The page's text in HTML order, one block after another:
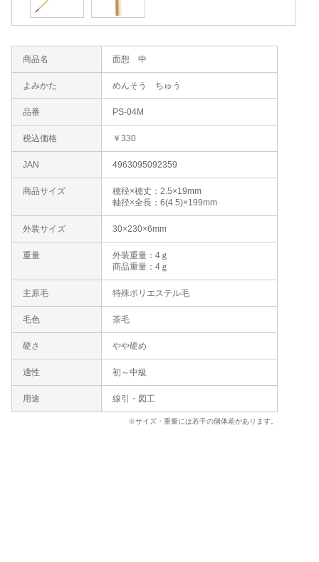
※サイズ・重量には若干の個体差があります。
商品名 面想 中
よみかた めんそう ちゅう
品番 PS-04M
税込価格 ￥330
JAN 4963095092359
商品サイズ
穂径×穂丈：2.5×19mm
軸径×全長：6(4.5)×199mm
外装サイズ 30×230×6mm
重量
外装重量：4ｇ
商品重量：4ｇ
主原毛 特殊ポリエステル毛
毛色 茶毛
硬さ やや硬め
適性 初～中級
用途 線引・図工